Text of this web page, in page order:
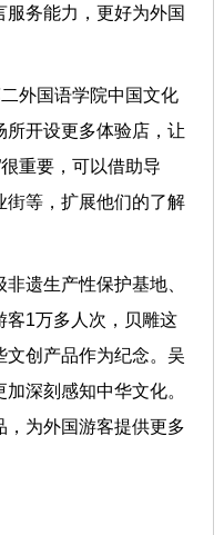
务能力，更好为外国
外国语学院中国文化
开设更多体验店，让
重要，可以借助导
街等，扩展他们的了解
遗生产性保护基地、
客1万多人次，贝雕这
创产品作为纪念。吴
深刻感知中华文化。
为外国游客提供更多